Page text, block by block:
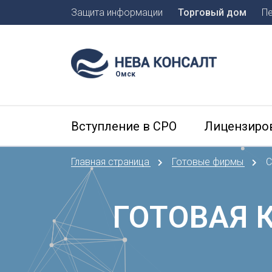
В
Защита информации Торговый дом
Омск
Вступление в СРО
Главная страница Готовые фирмы
ГОТОВАЯ